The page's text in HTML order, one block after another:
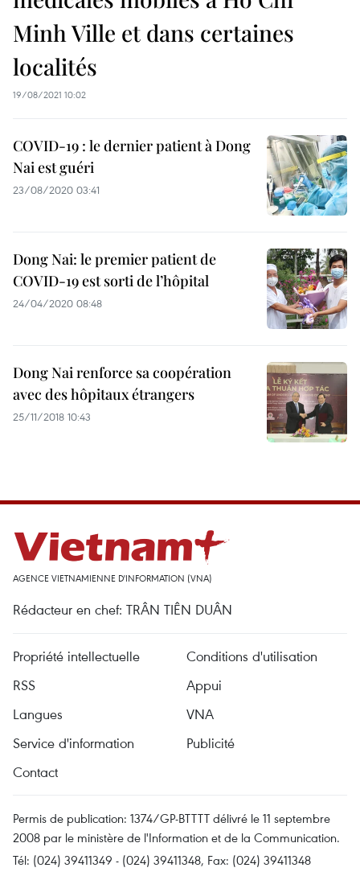
Minh Ville et dans certaines
localités
19/08/2021 10:02
COVID-19 : le dernier patient à Dong
Nai est guéri
23/08/2020 03:41
Dong Nai: le premier patient de
COVID-19 est sorti de l’hôpital
24/04/2020 08:48
Dong Nai renforce sa coopération
avec des hôpitaux étrangers
25/11/2018 10:43
AGENCE VIETNAMIENNE D'INFORMATION (VNA)
Rédacteur en chef: TRÂN TIÊN DUÂN
Propriété intellectuelle
Conditions d'utilisation
RSS
Appui
Langues
VNA
Service d'information
Publicité
Contact
Permis de publication: 1374/GP-BTTTT délivré le 11 septembre
2008 par le ministère de l'Information et de la Communication.
Tél: (024) 39411349 - (024) 39411348, Fax: (024) 39411348